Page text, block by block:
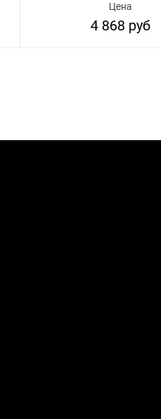
Цена
4 868 руб